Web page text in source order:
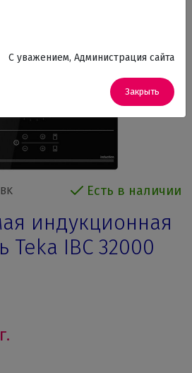
Есть в наличии
индукционная
Teka IBC 32000
C уважением, Администрация сайта
Закрыть